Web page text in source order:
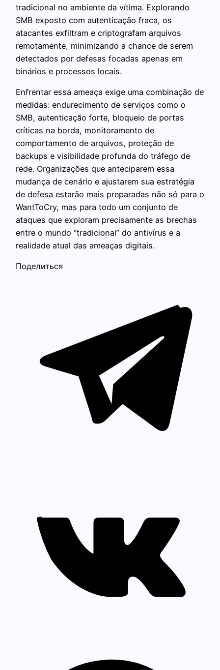
tradicional no ambiente da vítima. Explorando
SMB exposto com autenticação fraca, os
atacantes exfiltram e criptografam arquivos
remotamente, minimizando a chance de serem
detectados por defesas focadas apenas em
binários e processos locais.
Enfrentar essa ameaça exige uma combinação de
medidas: endurecimento de serviços como o
SMB, autenticação forte, bloqueio de portas
críticas na borda, monitoramento de
comportamento de arquivos, proteção de
backups e visibilidade profunda do tráfego de
rede. Organizações que anteciparem essa
mudança de cenário e ajustarem sua estratégia
de defesa estarão mais preparadas não só para o
WantToCry, mas para todo um conjunto de
ataques que exploram precisamente as brechas
entre o mundo “tradicional” do antivírus e a
realidade atual das ameaças digitais.
Поделиться